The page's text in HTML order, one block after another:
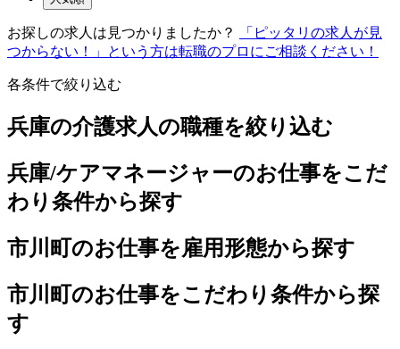
お探しの求人は見つかりましたか？
「ピッタリの求人が見
つからない！」という方は転職のプロにご相談ください！
各条件で絞り込む
兵庫の介護求人の職種を絞り込む
兵庫/ケアマネージャーのお仕事をこだ
わり条件から探す
市川町のお仕事を雇用形態から探す
市川町のお仕事をこだわり条件から探
す